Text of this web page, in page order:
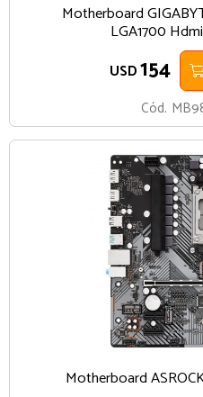
Motherboard
LGA1700
USD154
Cód.
Motherboard